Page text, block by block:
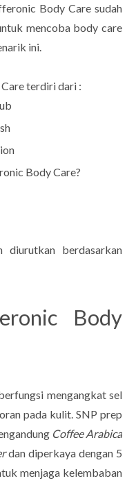
Body Care sudah
mencoba body care
ini.
terdiri dari :
Body Care?
diurutkan berdasarkan
Body
mengangkat sel
pada kulit. SNP prep
Coffee Arabica
dan diperkaya dengan 5
menjaga kelembaban